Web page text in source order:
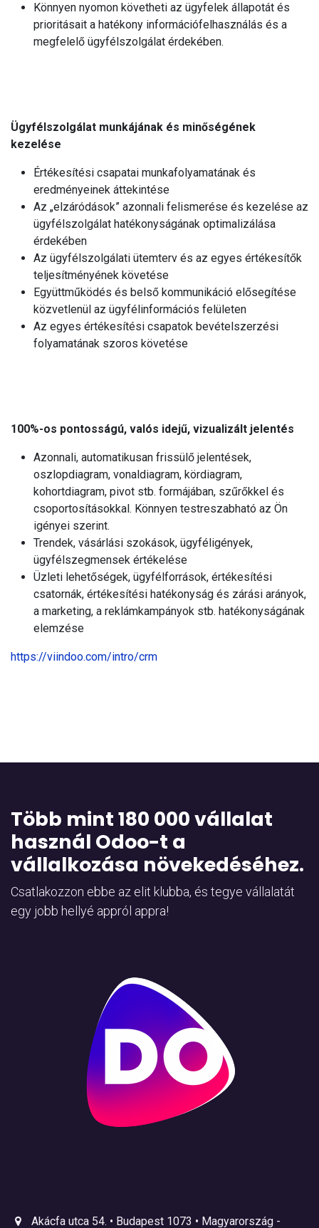
Könnyen nyomon követheti az ügyfelek állapotát és
prioritásait a hatékony információfelhasználás és a
megfelelő ügyfélszolgálat érdekében.
Ügyfélszolgálat munkájának és minőségének
kezelése
Értékesítési csapatai munkafolyamatának és
eredményeinek áttekintése
Az „elzáródások” azonnali felismerése és kezelése az
ügyfélszolgálat hatékonyságának optimalizálása
érdekében
Az ügyfélszolgálati ütemterv és az egyes értékesítők
teljesítményének követése
Együttműködés és belső kommunikáció elősegítése
közvetlenül az ügyfélinformációs felületen
Az egyes értékesítési csapatok bevételszerzési
folyamatának szoros követése
100%-os pontosságú, valós idejű, vizualizált jelentés
Azonnali, automatikusan frissülő jelentések,
oszlopdiagram, vonaldiagram, kördiagram,
kohortdiagram, pivot stb. formájában, szűrőkkel és
csoportosításokkal. Könnyen testreszabható az Ön
igényei szerint.
Trendek, vásárlási szokások, ügyféligények,
ügyfélszegmensek értékelése
Üzleti lehetőségek, ügyfélforrások, értékesítési
csatornák, értékesítési hatékonyság és zárási arányok,
a marketing, a reklámkampányok stb. hatékonyságának
elemzése
https://viindoo.com/intro/crm
Több mint 180 000 vállalat
használ Odoo-t a
vállalkozása növekedéséhez.
Csatlakozzon ebbe az elit klubba, és tegye vállalatát
egy jobb hellyé appról appra!
Akácfa utca 54. • Budapest 1073 • Magyarország -